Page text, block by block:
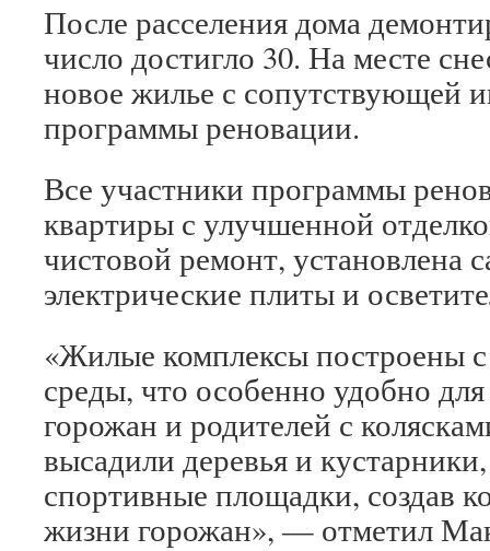
После расселения дома
число достигло 30. На месте
новое жилье с сопутствующей
программы реновации.
Все участники программы
квартиры с улучшенной
чистовой ремонт, установлена
электрические плиты и
«Жилые комплексы построены
среды, что особенно удобно
горожан и родителей с
высадили деревья и
спортивные площадки, создав
жизни горожан», — отметил